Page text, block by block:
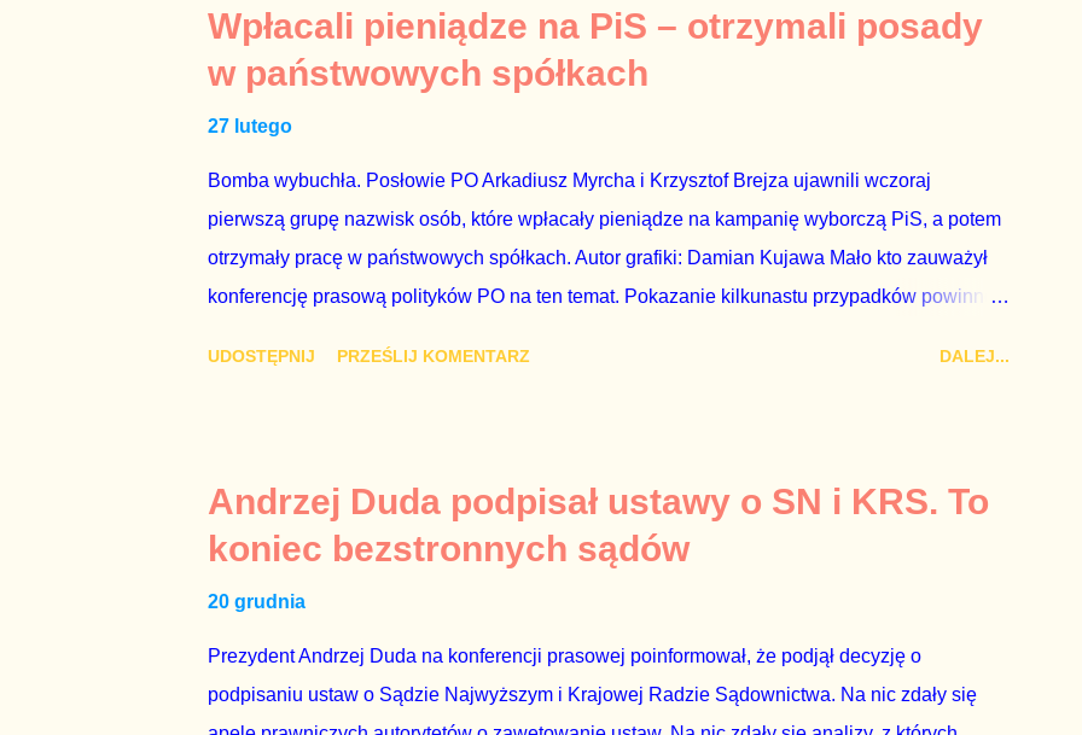
prawdziwe – zagrażają interesowi publicznemu całego państwa. Zastrzeżenie „jeśli są
prawdziwe” jest konieczne, ponieważ mamy do czynienia z medium o wyjątkowo wątpliwej
reputacji, ale mimo upływu czasu, informacje nie zostały w żaden sposób zdementowane, a
oskarżany polityk milczy. Tygod...
Wpłacali pieniądze na PiS – otrzymali posady
w państwowych spółkach
27 lutego
Bomba wybuchła. Posłowie PO Arkadiusz Myrcha i Krzysztof Brejza ujawnili wczoraj
pierwszą grupę nazwisk osób, które wpłacały pieniądze na kampanię wyborczą PiS, a potem
otrzymały pracę w państwowych spółkach. Autor grafiki: Damian Kujawa Mało kto zauważył
konferencję prasową polityków PO na ten temat. Pokazanie kilkunastu przypadków powinno
czynienia nie ze zjawiskiem jednostkowym, które zawsze może się zdarzyć, a polegającym
na tym, że osoba z kwalifikacjami wpłaca na partię polityczną, a następnie obejmuje prace w
spółce, która jest zarządzana pośrednio przez ta partię. Przeciwnie. Przedstawienie pierwszej
gr...
UDOSTĘPNIJ PRZEŚLIJ KOMENTARZ DALEJ...
Andrzej Duda podpisał ustawy o SN i KRS. To
koniec bezstronnych sądów
20 grudnia
Prezydent Andrzej Duda na konferencji prasowej poinformował, że podjął decyzję o
podpisaniu ustaw o Sądzie Najwyższym i Krajowej Radzie Sądownictwa. Na nic zdały się